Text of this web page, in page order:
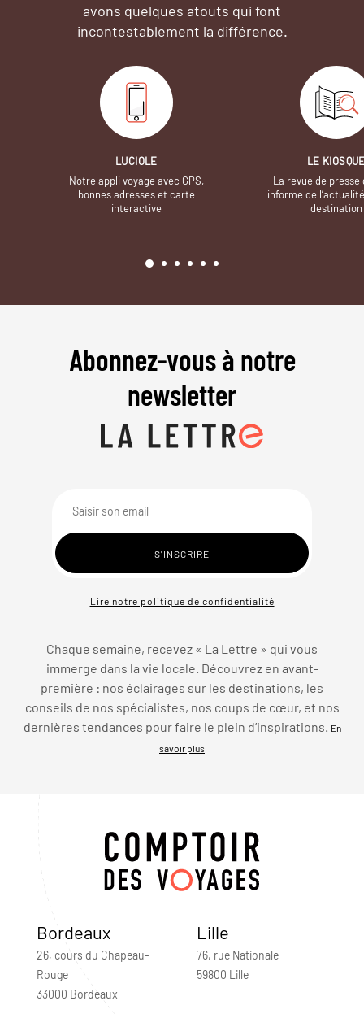
avons quelques atouts qui font
incontestablement la différence.
LUCIOLE
Notre appli voyage avec GPS,
bonnes adresses et carte
interactive
LE
La revue de presse
informe de
destination
Abonnez-vous à notre
newsletter
Lire notre politique de confidentialité
Chaque semaine, recevez « La Lettre » qui vous
immerge dans la vie locale. Découvrez en avant-
première : nos éclairages sur les destinations, les
conseils de nos spécialistes, nos coups de cœur, et nos
dernières tendances pour faire le plein d’inspirations.
En
savoir plus
Bordeaux
26, cours du Chapeau-
Rouge
33000 Bordeaux
Lille
76, rue Nationale
59800 Lille